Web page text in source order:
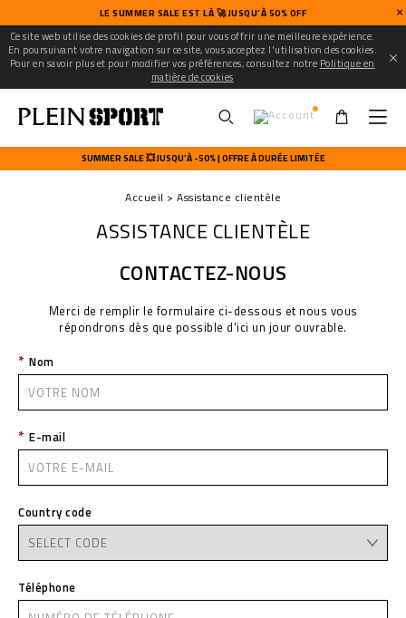
LE SUMMER SALE EST LÀ 🚀 JUSQU’À 50% OFF
Ce site web utilise des cookies de profil pour vous offrir une meilleure expérience.
En poursuivant votre navigation sur ce site, vous acceptez l'utilisation des cookies.
Pour en savoir plus et pour modifier vos préférences, consultez notre Politique en
matière de cookies
s
e
m
e
n
SUMMER SALE 💥 JUSQU’À -50% | OFFRE À DURÉE LIMITÉE
Accueil Assistance clientèle
ASSISTANCE CLIENTÈLE
CONTACTEZ-NOUS
Merci de remplir le formulaire ci-dessous et nous vous
répondrons dès que possible d'ici un jour ouvrable.
Nom
E-mail
Country code
Téléphone